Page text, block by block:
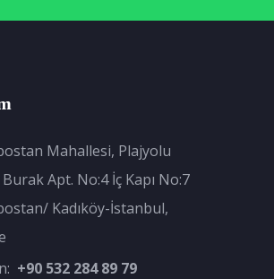
Mahallesi, Plajyolu
Apt. No:4 İç Kapı No:7
Kadıköy-İstanbul,
+90 532 284 89 79